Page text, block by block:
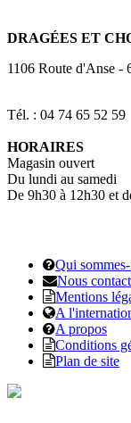
DRAGÉES ET
1106 Route d'Anse -
Tél. : 04 74 65 52 59
HORAIRES
Magasin ouvert
Du lundi au samedi
De 9h30 à 12h30 et
Qui
Nous
Mentions
A
A propos
Conditions
Plan de site